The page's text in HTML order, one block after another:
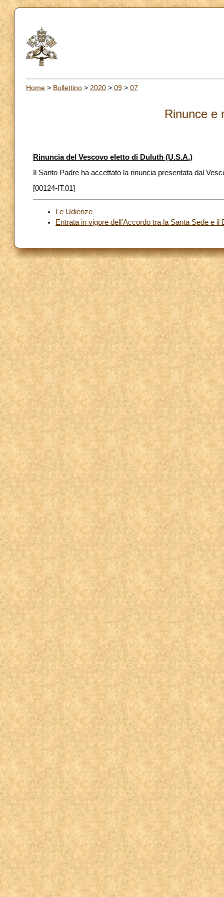
Home > Bollettino > 2020 > 09 > 07
Rinunce e
Rinuncia del Vescovo eletto di Duluth (U.S.A.)
Il Santo Padre ha accettato la rinuncia presentata dal
[00124-IT.01]
Le Udienze
Entrata in vigore dell’Accordo tra la Santa Sede e il